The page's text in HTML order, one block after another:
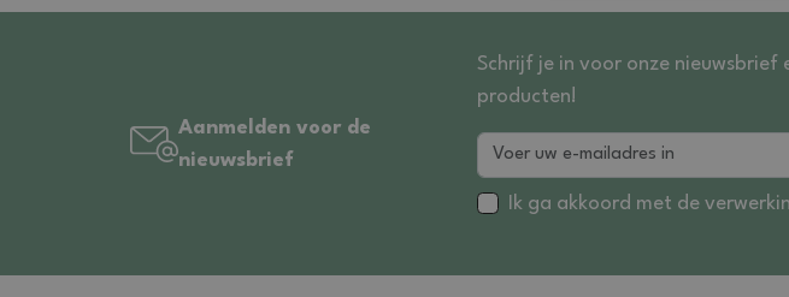
Aanmelden voor de
nieuwsbrief
Schrijf je in voor onze
producten!
Ik ga akkoord met de